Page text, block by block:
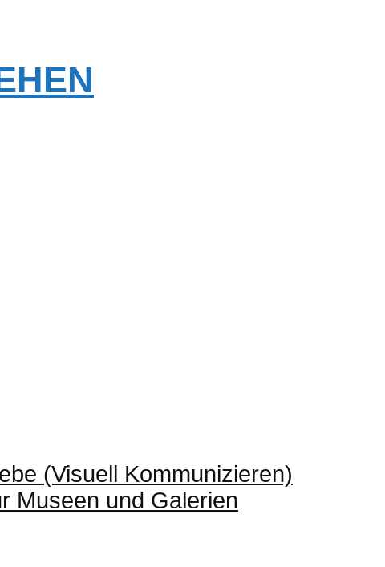
(Visuell Kommunizieren)
Museen und Galerien